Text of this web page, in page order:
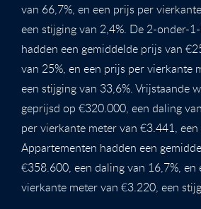
van 66,7%, en een prijs per
een stijging van 2,4%. De 2-onder-
hadden een gemiddelde prijs van
van 25%, en een prijs per vierkante
een stijging van 33,6%. Vrijstaande
geprijsd op €320.000, een daling
per vierkante meter van €3.441,
Appartementen hadden een
€358.600, een daling van 16,7%, en
vierkante meter van €3.220, een